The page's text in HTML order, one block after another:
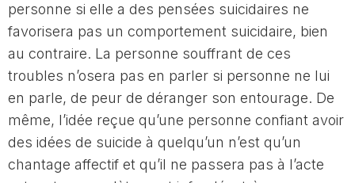
personne si elle a des pensées suicidaires ne
favorisera pas un comportement suicidaire, bien
au contraire. La personne souffrant de ces
troubles n’osera pas en parler si personne ne lui
en parle, de peur de déranger son entourage. De
même, l’idée reçue qu’une personne confiant avoir
des idées de suicide à quelqu’un n’est qu’un
chantage affectif et qu’il ne passera pas à l’acte